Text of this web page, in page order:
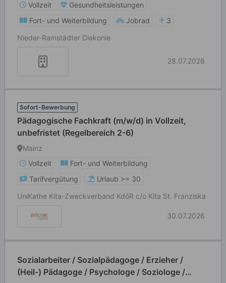
Vollzeit
Gesundheitsleistungen
Fort- und Weiterbildung
Jobrad
3
Nieder-Ramstädter Diakonie
28.07.2026
Sofort-Bewerbung
Pädagogische Fachkraft (m/w/d) in Vollzeit,
unbefristet (Regelbereich 2-6)
Mainz
Vollzeit
Fort- und Weiterbildung
Tarifvergütung
Urlaub >= 30
UniKathe Kita-Zweckverband KdöR c/o Kita St. Franziska
30.07.2026
Sozialarbeiter / Sozialpädagoge / Erzieher /
(Heil-) Pädagoge / Psychologe / Soziologe /